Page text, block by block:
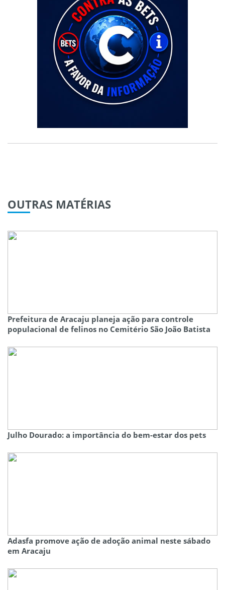
OUTRAS MATÉRIAS
Prefeitura de Aracaju planeja ação para controle
populacional de felinos no Cemitério São João Batista
Julho Dourado: a importância do bem-estar dos pets
Adasfa promove ação de adoção animal neste sábado
em Aracaju